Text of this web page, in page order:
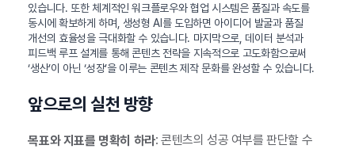
있습니다. 또한 체계적인 워크플로우와 협업 시스템은 품질과 속도를
동시에 확보하게 하며, 생성형 AI를 도입하면 아이디어 발굴과 품질
개선의 효율성을 극대화할 수 있습니다. 마지막으로, 데이터 분석과
피드백 루프 설계를 통해 콘텐츠 전략을 지속적으로 고도화함으로써
‘생산’이 아닌 ‘성장’을 이루는 콘텐츠 제작 문화를 완성할 수 있습니다.
앞으로의 실천 방향
목표와 지표를 명확히 하라: 콘텐츠의 성공 여부를 판단할 수